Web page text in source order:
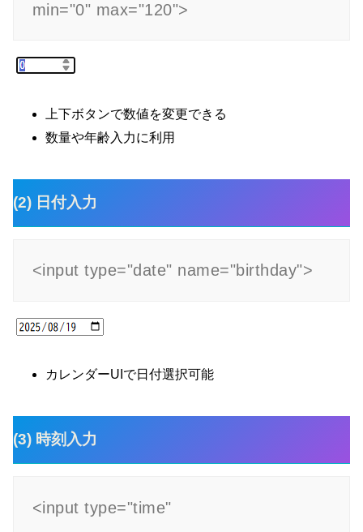
min="0" max="120">
上下ボタンで数値を変更できる
数量や年齢入力に利用
(2) 日付入力
<input type="date" name="birthday">
カレンダーUIで日付選択可能
(3) 時刻入力
<input type="time"